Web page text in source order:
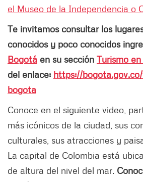
el Museo de la Independencia o
Te invitamos consultar los
conocidos y poco conocidos
Bogotá en su sección Turismo
del enlace: https://
bogota
Conoce en el siguiente video,
más icónicos de la ciudad, sus
culturales, sus atracciones y
La capital de Colombia está
de altura del nivel del mar.